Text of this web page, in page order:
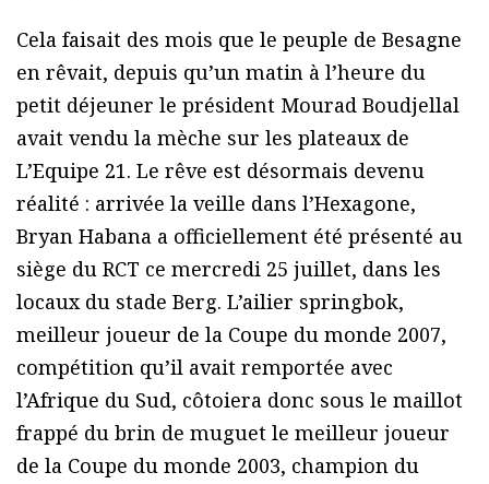
Cela faisait des mois que le peuple de Besagne
en rêvait, depuis qu’un matin à l’heure du
petit déjeuner le président Mourad Boudjellal
avait vendu la mèche sur les plateaux de
L’Equipe 21. Le rêve est désormais devenu
réalité : arrivée la veille dans l’Hexagone,
Bryan Habana a officiellement été présenté au
siège du RCT ce mercredi 25 juillet, dans les
locaux du stade Berg. L’ailier springbok,
meilleur joueur de la Coupe du monde 2007,
compétition qu’il avait remportée avec
l’Afrique du Sud, côtoiera donc sous le maillot
frappé du brin de muguet le meilleur joueur
de la Coupe du monde 2003, champion du